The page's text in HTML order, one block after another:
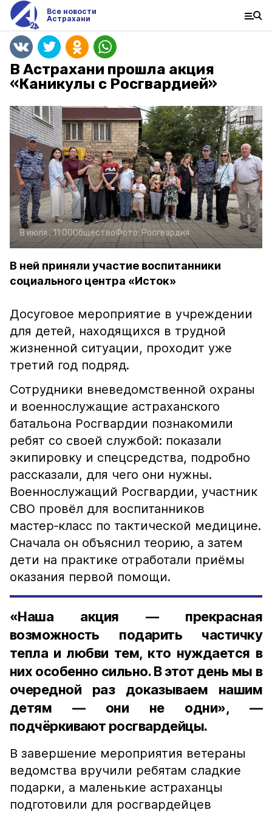
Все новости
Астрахани
В Астрахани прошла акция
«Каникулы с Росгвардией»
8 июля , 11:00ОбществоФото:Росгвардия
В ней приняли участие воспитанники
социального центра «Исток»
Досуговое мероприятие в учреждении
для детей, находящихся в трудной
жизненной ситуации, проходит уже
третий год подряд.
Сотрудники вневедомственной охраны
и военнослужащие астраханского
батальона Росгвардии познакомили
ребят со своей службой: показали
экипировку и спецсредства, подробно
рассказали, для чего они нужны.
Военнослужащий Росгвардии, участник
СВО провёл для воспитанников
мастер‑класс по тактической медицине.
Сначала он объяснил теорию, а затем
дети на практике отработали приёмы
оказания первой помощи.
«Наша акция — прекрасная
возможность подарить частичку
тепла и любви тем, кто нуждается в
них особенно сильно. В этот день мы в
очередной раз доказываем нашим
детям — они не одни», —
подчёркивают росгвардейцы.
В завершение мероприятия ветераны
ведомства вручили ребятам сладкие
подарки, а маленькие астраханцы
подготовили для росгвардейцев